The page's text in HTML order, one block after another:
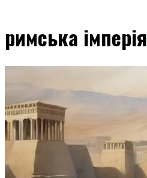
римська імперія